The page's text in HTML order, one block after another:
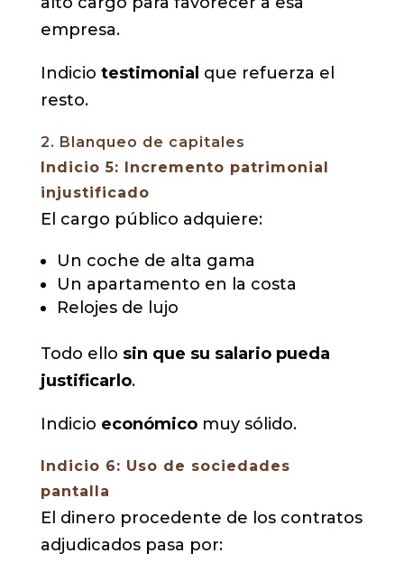
empresa.
Indicio testimonial que refuerza el
resto.
2. Blanqueo de capitales
Indicio 5: Incremento patrimonial
injustificado
El cargo público adquiere:
Un coche de alta gama
Un apartamento en la costa
Relojes de lujo
Todo ello sin que su salario pueda
justificarlo.
Indicio económicomuy sólido.
Indicio 6: Uso de sociedades
pantalla
El dinero procedente de los contratos
adjudicados pasa por: